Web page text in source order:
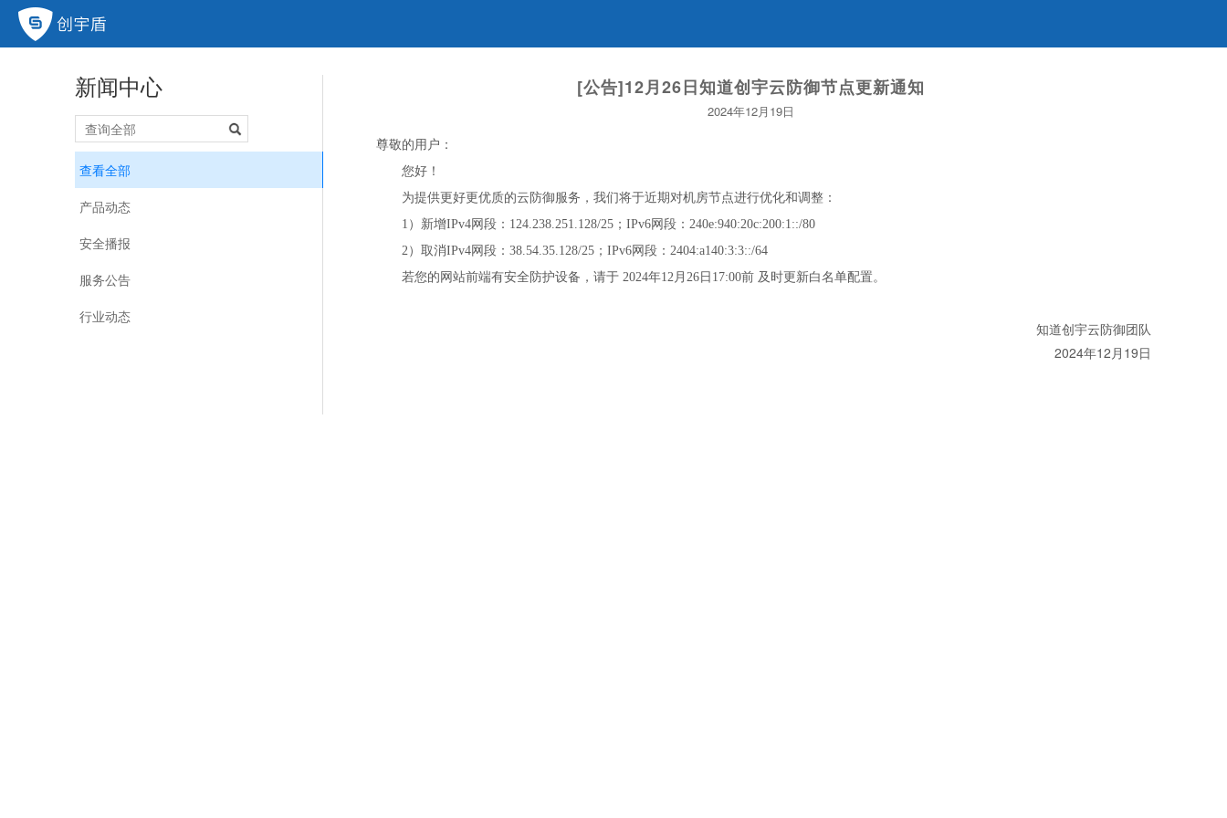
新闻中心
查看全部
产品动态
安全播报
服务公告
行业动态
[公告]12月26日知道创宇云防御节点更新通知
2024年12月19日
尊敬的用户：
您好！
为提供更好更优质的云防御服务，我们将于近期对机房节点进行优化和调整：
1）新增IPv4网段：124.238.251.128/25；IPv6网段：240e:940:20c:200:1::/80
2）取消IPv4网段：38.54.35.128/25；IPv6网段：2404:a140:3:3::/64
若您的网站前端有安全防护设备，请于 2024年12月26日17:00前 及时更新白名单配置。
知道创宇云防御团队
2024年12月19日